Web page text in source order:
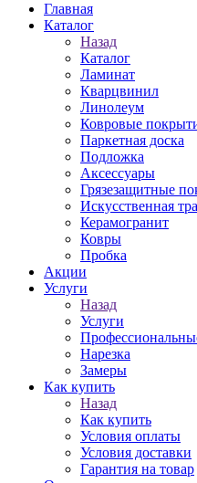
Главная
Каталог
Назад
Каталог
Ламинат
Кварцвинил
Линолеум
Ковровые
Паркетная доска
Подложка
Аксессуары
Грязезащитные
Искусственная
Керамогранит
Ковры
Пробка
Акции
Услуги
Назад
Услуги
Нарезка
Замеры
Как купить
Назад
Как купить
Условия оплаты
Условия доставки
Гарантия на товар